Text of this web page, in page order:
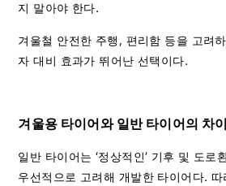
지 말아야 한다.
겨울철 안전한 주행, 편리함 등을 고려
자 대비 효과가 뛰어난 선택이다.
겨울용 타이어와 일반 타이어의 차이
일반 타이어는 ‘정상적인’ 기후 및 도로
우선적으로 고려해 개발한 타이어다.